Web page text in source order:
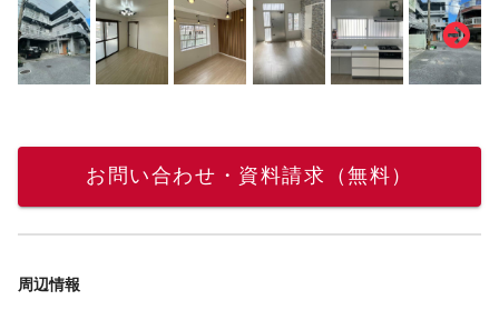
お問い合わせ・資料請求（無料）
周辺情報